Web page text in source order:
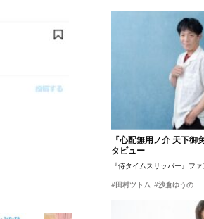
『心配無用ノ介 天下
タビュー
『侍タイムスリッパー』フ
#田村ツトム #沙倉ゆうの